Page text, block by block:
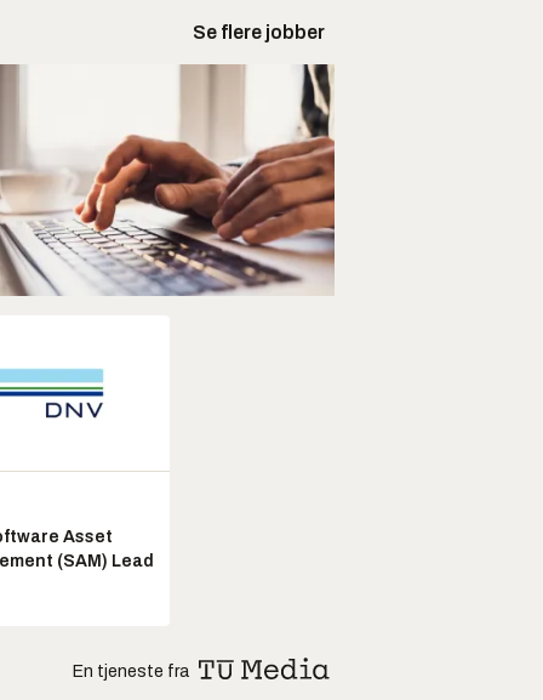
Se flere jobber
Asset
(SAM) Lead
En tjeneste fra